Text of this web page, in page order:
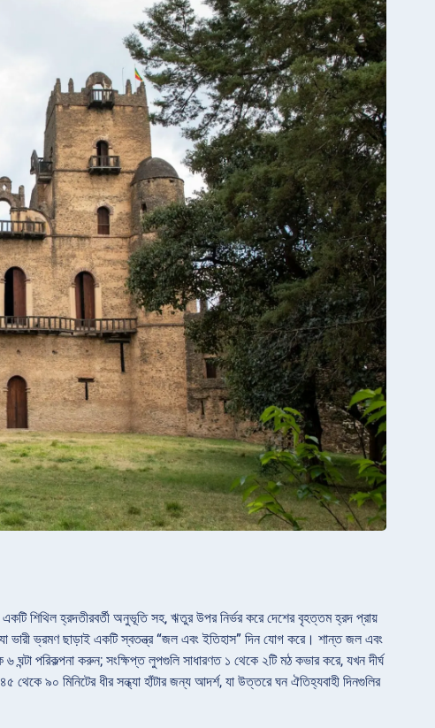
শিথিল হ্রদতীরবর্তী অনুভূতি সহ, ঋতুর উপর নির্ভর করে দেশের বৃহত্তম হ্রদ প্রায়
ভারী ভ্রমণ ছাড়াই একটি স্বতন্ত্র “জল এবং ইতিহাস” দিন যোগ করে। শান্ত জল এবং
পরিকল্পনা করুন; সংক্ষিপ্ত লুপগুলি সাধারণত ১ থেকে ২টি মঠ কভার করে, যখন দীর্ঘ
৯০ মিনিটের ধীর সন্ধ্যা হাঁটার জন্য আদর্শ, যা উত্তরে ঘন ঐতিহ্যবাহী দিনগুলির